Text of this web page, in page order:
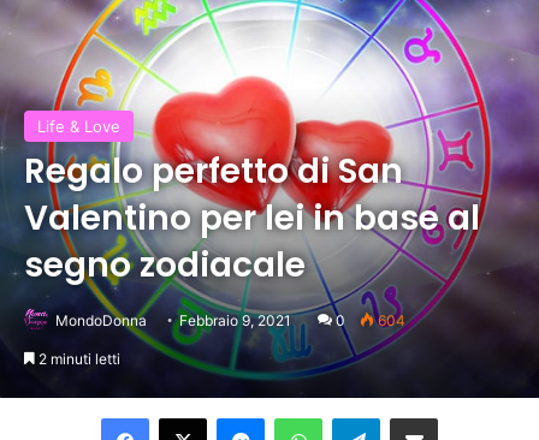
Life & Love
Regalo perfetto di San
Valentino per lei in base al
segno zodiacale
MondoDonna Febbraio 9, 2021 0 604
2 minuti letti
Facebook
X MessengerWhatsAppTelegramCondividi per email